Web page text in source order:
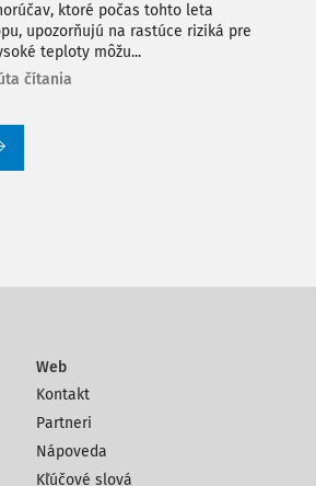
ktoré počas tohto leta
upozorňujú na rastúce riziká pre
teploty môžu...
čítania
Web
Kontakt
Partneri
Nápoveda
Kľúčové slová